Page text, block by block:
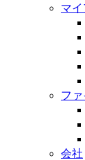
マイ
フ
会社